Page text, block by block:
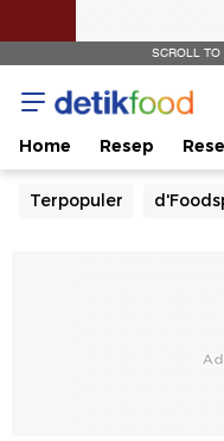
SCROLL TO
Home Resep
Terpopuler